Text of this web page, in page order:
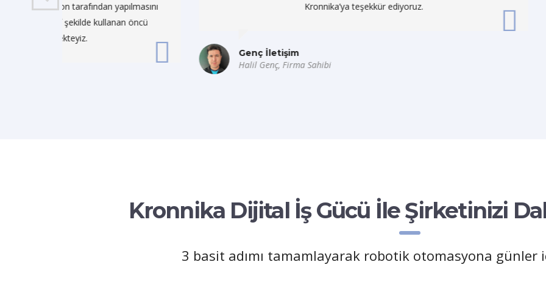
Halil Genç, Firma Sahibi
büyük bir
Mutlu Peksaygılı,
Kronnika Dijital İş Gücü İle Şirketinizi
3 basit adımı tamamlayarak robotik otomasyona günler